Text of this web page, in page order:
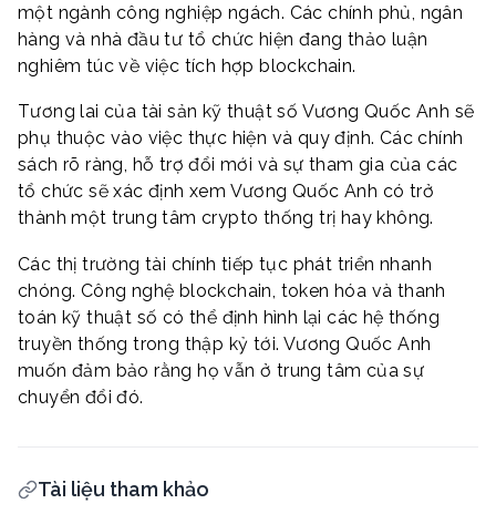
một ngành công nghiệp ngách. Các chính phủ, ngân
hàng và nhà đầu tư tổ chức hiện đang thảo luận
nghiêm túc về việc tích hợp blockchain.
Tương lai của tài sản kỹ thuật số Vương Quốc Anh sẽ
phụ thuộc vào việc thực hiện và quy định. Các chính
sách rõ ràng, hỗ trợ đổi mới và sự tham gia của các
tổ chức sẽ xác định xem Vương Quốc Anh có trở
thành một trung tâm crypto thống trị hay không.
Các thị trường tài chính tiếp tục phát triển nhanh
chóng. Công nghệ blockchain, token hóa và thanh
toán kỹ thuật số có thể định hình lại các hệ thống
truyền thống trong thập kỷ tới. Vương Quốc Anh
muốn đảm bảo rằng họ vẫn ở trung tâm của sự
chuyển đổi đó.
Tài liệu tham khảo